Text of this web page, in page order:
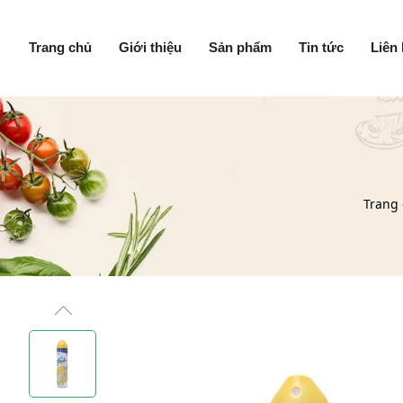
Trang chủ Giới thiệu Sản phẩm Tin tức Liên
Trang